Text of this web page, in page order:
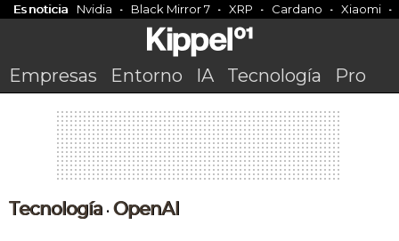
Es noticia Nvidia Black Mirror 7 XRP Cardano Xiaomi
Empresas Entorno IA Tecnología Pro
Tecnología• OpenAI